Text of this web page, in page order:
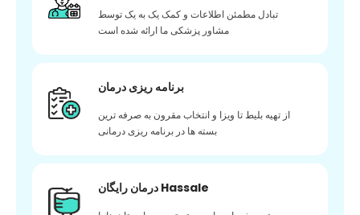
تبادل مطمئن اطلاعات و کمک یک به یک توسط
مشاور پزشکی ما ارائه شده است
برنامه ریزی درمان
از تهیه بلیط تا ویزا و انتخاب مقرون به صرفه ترین
بسته ها در برنامه ریزی درمانی
درمان رایگان Hassale